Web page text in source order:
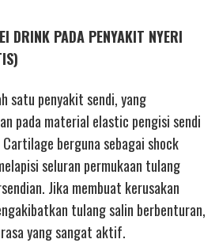
DRINK PADA PENYAKIT NYERI
satu penyakit sendi, yang
pada material elastic pengisi sendi
berguna sebagai shock
seluran permukaan tulang
Jika membuat kerusakan
tulang salin berbenturan,
yang sangat aktif.